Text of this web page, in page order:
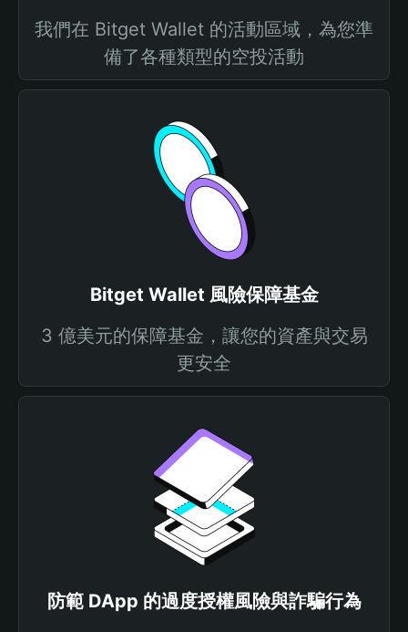
我們在 Bitget Wallet 的活動區域，為您準
備了各種類型的空投活動
Bitget Wallet 風險保障基金
3 億美元的保障基金，讓您的資產與交易
更安全
防範 DApp 的過度授權風險與詐騙行為